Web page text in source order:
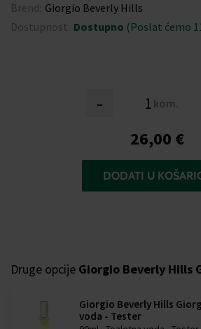
Brend: Giorgio Beverly Hills
Dostupnost: Dostupno (Poslat ćemo
- kom.
26,00 €
DODATI U
Druge opcije Giorgio Beverly Hills
Giorgio Beverly Hills
voda - Tester